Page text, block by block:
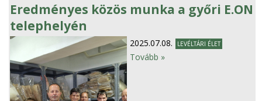
Eredményes közös munka a győri E.ON
telephelyén
2025.07.08. LEVÉLTÁRI ÉLET
Tovább »